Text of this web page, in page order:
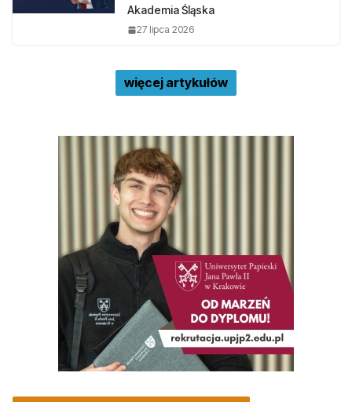
Akademia Śląska
27 lipca 2026
więcej artykułów